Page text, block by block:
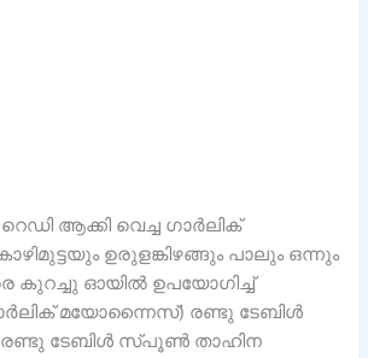
ആക്കി വെച്ച ഗാർലിക്
ഉരുളങ്കിഴങ്ങും പാലും ഒന്നും
കുറച്ചു ഓയിൽ ഉപയോഗിച്ച്
മയോന്നൈസ്) രണ്ടു ടേബിൾ
ടേബിൾ സ്പൂൺ താഹിന